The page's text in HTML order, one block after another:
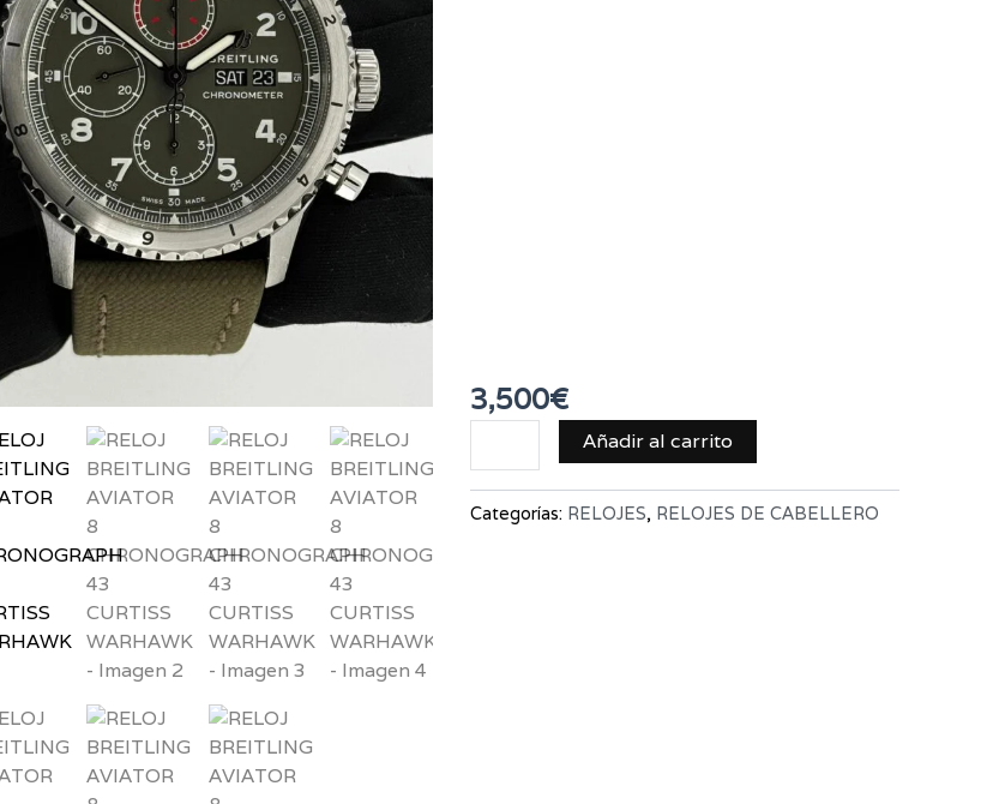
3,500€
Añadir al carrito
Categorías: RELOJES, RELOJES DE CABELLERO